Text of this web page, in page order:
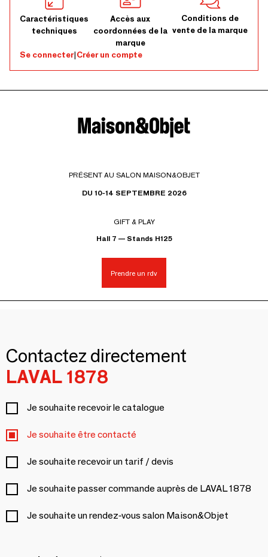
Caractéristiques
techniques
Accès aux
coordonnées de la
marque
Conditions de
vente de la marque
Se connecter|Créer un compte
PRÉSENT AU SALON MAISON&OBJET
DU 10-14 SEPTEMBRE 2026
GIFT & PLAY
Hall 7 — Stands H125
Prendre un rdv
Contactez directement
LAVAL 1878
Je souhaite recevoir le catalogue
Je souhaite être contacté
Je souhaite recevoir un tarif / devis
Je souhaite passer commande auprès de LAVAL 1878
Je souhaite un rendez-vous salon Maison&Objet